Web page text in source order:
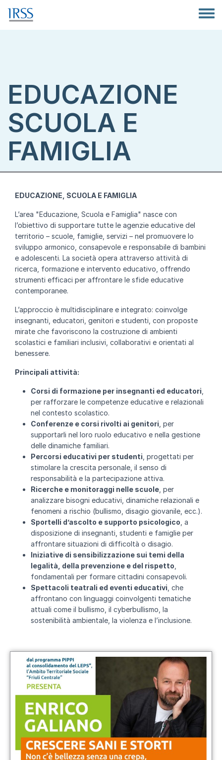
EDUCAZIONE
SCUOLA E
FAMIGLIA
EDUCAZIONE, SCUOLA E FAMIGLIA
L’area "Educazione, Scuola e Famiglia" nasce con
l’obiettivo di supportare tutte le agenzie educative del
territorio – scuole, famiglie, servizi – nel promuovere lo
sviluppo armonico, consapevole e responsabile di bambini
e adolescenti. La società opera attraverso attività di
ricerca, formazione e intervento educativo, offrendo
strumenti efficaci per affrontare le sfide educative
contemporanee.
L’approccio è multidisciplinare e integrato: coinvolge
insegnanti, educatori, genitori e studenti, con proposte
mirate che favoriscono la costruzione di ambienti
scolastici e familiari inclusivi, collaborativi e orientati al
benessere.
Principali attività:
Corsi di formazione per insegnanti ed educatori
per rafforzare le competenze educative e relazionali
nel contesto scolastico.
Conferenze e corsi rivolti ai genitori , per
supportarli nel loro ruolo educativo e nella gestione
delle dinamiche familiari.
Percorsi educativi per studenti , progettati per
stimolare la crescita personale, il senso di
responsabilità e la partecipazione attiva.
Ricerche e monitoraggi nelle scuole , per
analizzare bisogni educativi, dinamiche relazionali e
fenomeni a rischio (bullismo, disagio giovanile, ecc.).
Sportelli d’ascolto e supporto psicologico , a
disposizione di insegnanti, studenti e famiglie per
affrontare situazioni di difficoltà o disagio.
Iniziative di sensibilizzazione sui temi della
legalità, della prevenzione e del rispetto
fondamentali per formare cittadini consapevoli.
Spettacoli teatrali ed eventi educativi , che
affrontano con linguaggi coinvolgenti tematiche
attuali come il bullismo, il cyberbullismo, la
sostenibilità ambientale, la violenza e l’inclusione.